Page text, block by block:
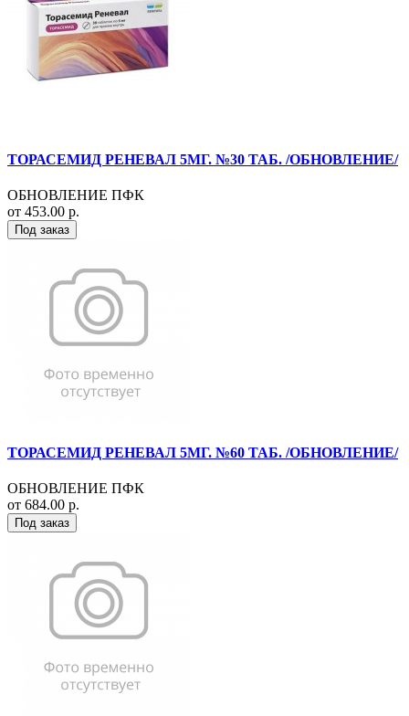
ТОРАСЕМИД РЕНЕВАЛ 5МГ. №30 ТАБ. /ОБНОВЛЕНИЕ/
ОБНОВЛЕНИЕ ПФК
от 453.00 р.
Под заказ
ТОРАСЕМИД РЕНЕВАЛ 5МГ. №60 ТАБ. /ОБНОВЛЕНИЕ/
ОБНОВЛЕНИЕ ПФК
от 684.00 р.
Под заказ